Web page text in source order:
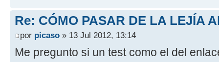
Re: CÓMO PASAR DE LA LEJÍA
por picaso » 13 Jul 2012, 13:14
Me pregunto si un test como el del